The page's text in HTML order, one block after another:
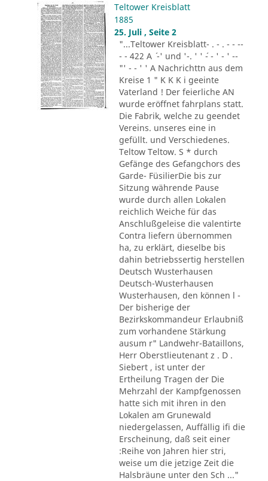
Teltower Kreisblatt
1885
25. Juli , Seite 2
"...Teltower Kreisblatt- . - . - - --
- - 422 A ´ -' und '-. ' ' ´- - ' - ' --
"' - - ' ' A Nachrichttn aus dem
Kreise 1 " K K K i geeinte
Vaterland ! Der feierliche AN
wurde eröffnet fahrplans statt.
Die Fabrik, welche zu geendet
Vereins. unseres eine in
gefüllt. und Verschiedenes.
Teltow Teltow. S * durch
Gefänge des Gefangchors des
Garde- FüsilierDie bis zur
Sitzung währende Pause
wurde durch allen Lokalen
reichlich Weiche für das
Anschlußgeleise die valentirte
Contra liefern übernommen
ha, zu erklärt, dieselbe bis
dahin betriebssertig herstellen
Deutsch Wusterhausen
Deutsch-Wusterhausen
Wusterhausen, den können l -
Der bisherige der
Bezirkskommandeur Erlaubniß
zum vorhandene Stärkung
ausum r" Landwehr-Bataillons,
Herr Oberstlieutenant z . D .
Siebert , ist unter der
Ertheilung Tragen der Die
Mehrzahl der Kampfgenossen
hatte sich mit ihren in den
Lokalen am Grunewald
niedergelassen, Auffällig ifi die
Erscheinung, daß seit einer
:Reihe von Jahren hier stri,
weise um die jetzige Zeit die
Halsbräune unter den Sch ..."